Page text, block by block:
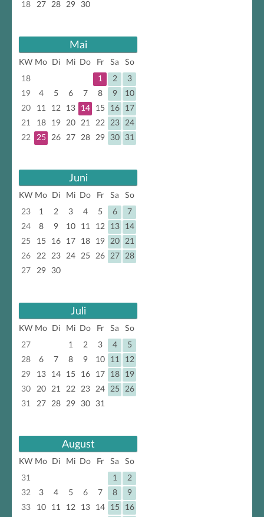
18
27 28 29 30
Mai
KW Mo Di Mi Do Fr Sa
So
18
1 2
3
19
4 5 6 7 8 9
10
20
11 12 13 14 15 16
17
21
18 19 20 21 22 23
24
22
25 26 27 28 29 30 31
Juni
KW Mo Di Mi Do Fr Sa
So
23
1 2 3 4 5 6
7
24
8 9 10 11 12 13
14
25
15 16 17 18 19 20
21
26
22 23 24 25 26 27
28
27
29 30
Juli
KW Mo Di Mi Do Fr Sa
So
27
1 2 3 4
5
28
6 7 8 9 10 11
12
29
13 14 15 16 17 18
19
30
20 21 22 23 24 25
26
31
27 28 29 30 31
August
KW Mo Di Mi Do Fr Sa
So
31
1
2
32
3 4 5 6 7 8
9
33
10 11 12 13 14 15
16